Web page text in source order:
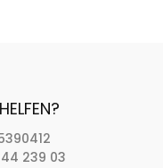
239 03